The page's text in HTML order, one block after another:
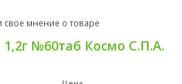
свое мнение о товаре
№60таб Космо С.П.А.